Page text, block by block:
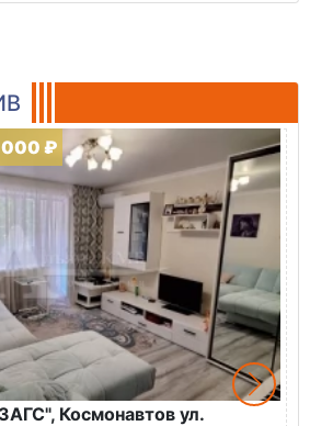
000 ₽
Космонавтов ул.